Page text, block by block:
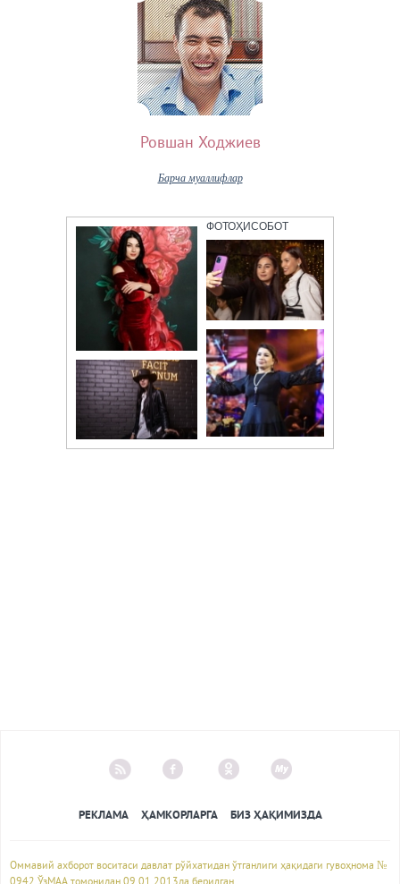
Ровшан Ходжиев
Барча муаллифлар
ФОТОҲИСОБОТ
РЕКЛАМА ҲАМКОРЛАРГА БИЗ ҲАҚИМИЗДА
Оммавий ахборот воситаси давлат рўйхатидан ўтганлиги ҳақидаги гувоҳнома №